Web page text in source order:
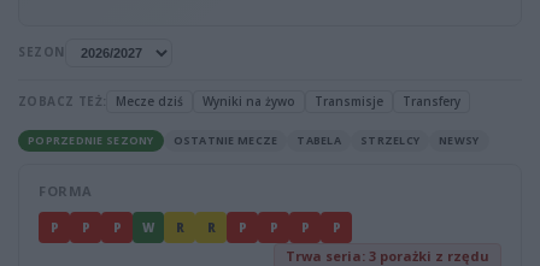
SEZON
ZOBACZ TEŻ: Mecze dziś Wyniki na żywo Transmisje Transfery
POPRZEDNIE SEZONY OSTATNIE MECZE TABELA STRZELCY NEWSY
FORMA
P P P W R R P P P P
Trwa seria: 3 porażki z rzędu